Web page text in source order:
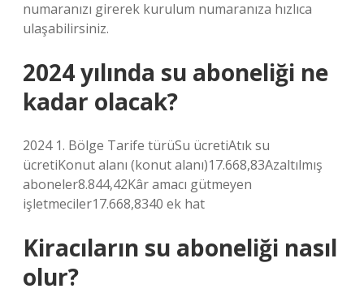
numaranızı girerek kurulum numaranıza hızlıca
ulaşabilirsiniz.
2024 yılında su aboneliği ne
kadar olacak?
2024 1. Bölge Tarife türüSu ücretiAtık su
ücretiKonut alanı (konut alanı)17.668,83Azaltılmış
aboneler8.844,42Kâr amacı gütmeyen
işletmeciler17.668,8340 ek hat
Kiracıların su aboneliği nasıl
olur?